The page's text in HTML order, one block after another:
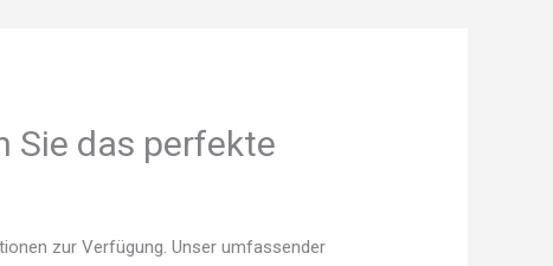
Sie das perfekte
zur Verfügung. Unser umfassender